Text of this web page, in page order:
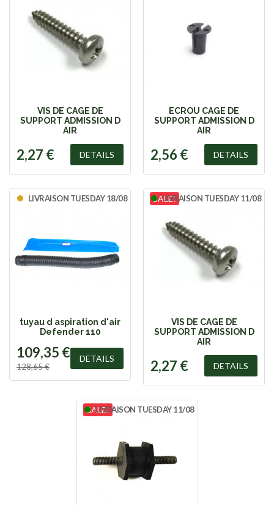
VIS DE CAGE DE
SUPPORT ADMISSION D
AIR
2,27 € DETAILS
ECROU CAGE DE
SUPPORT ADMISSION D
AIR
2,56 € DETAILS
LIVRAISON TUESDAY 18/08
tuyau d aspiration d'air
Defender 110
109,35 €
128,65 €
DETAILS
SALE!
LIVRAISON TUESDAY 11/08
VIS DE CAGE DE
SUPPORT ADMISSION D
AIR
2,27 € DETAILS
SALE!
LIVRAISON TUESDAY 11/08